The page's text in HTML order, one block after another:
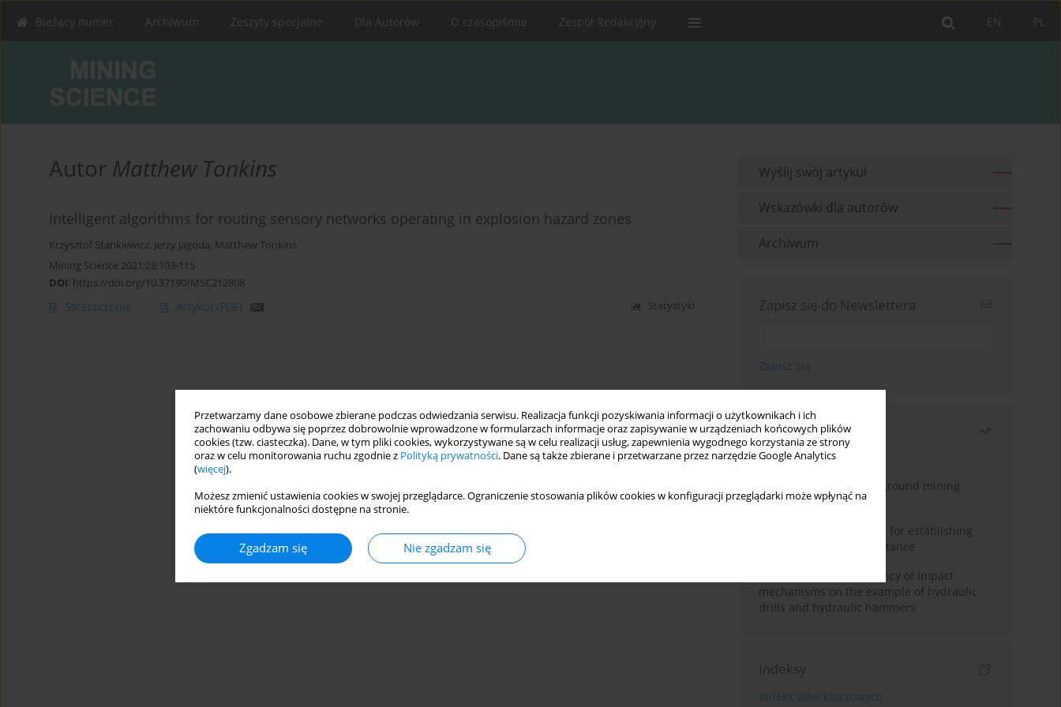
Przetwarzamy dane osobowe zbierane podczas odwiedzania serwisu. Realizacja funkcji pozyskiwania informacji o użytkownikach i ich
zachowaniu odbywa się poprzez dobrowolnie wprowadzone w formularzach informacje oraz zapisywanie w urządzeniach końcowych plików
cookies (tzw. ciasteczka). Dane, w tym pliki cookies, wykorzystywane są w celu realizacji usług, zapewnienia wygodnego korzystania ze strony
oraz w celu monitorowania ruchu zgodnie z Polityką prywatności. Dane są także zbierane i przetwarzane przez narzędzie Google Analytics
(więcej).
Możesz zmienić ustawienia cookies w swojej przeglądarce. Ograniczenie stosowania plików cookies w konfiguracji przeglądarki może wpłynąć na
niektóre funkcjonalności dostępne na stronie.
Zgadzam się Nie zgadzam się
PL
EN
Bieżący numer Archiwum Zeszyty specjalne Dla Autorów O czasopiśmie Zespół Redakcyjny
Autor Matthew Tonkins
Intelligent algorithms for routing sensory networks operating in explosion hazard zones
Krzysztof Stankiewicz, Jerzy Jagoda, Matthew Tonkins
Mining Science 2021;28:103-115
DOI: https://doi.org/10.37190/MSC212808
Streszczenie Artykuł (PDF) Statystyki
Wyślij swój artykuł
Wskazówki dla autorów
Archiwum
Zapisz się do Newslettera
Najczęściej czytane
Miesiąc
Rok
Methodology for underground mining
method selection
New theoretical method for establishing
indentation rolling resistance
Evaluation of the efficiency of impact
mechanisms on the example of hydraulic
drills and hydraulic hammers
Indeksy
Indeks słów kluczowych